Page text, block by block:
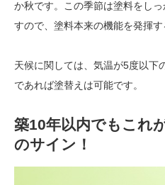
か秋です。この季節は塗料をし
すので、塗料本来の機能を発揮す
天候に関しては、気温が5度以下
であれば塗替えは可能です。
築10年以内でもこれ
のサイン！